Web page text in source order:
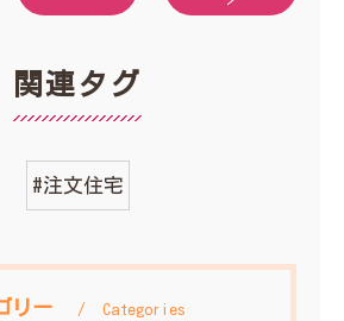
関連タグ
#注文住宅
リー Categories